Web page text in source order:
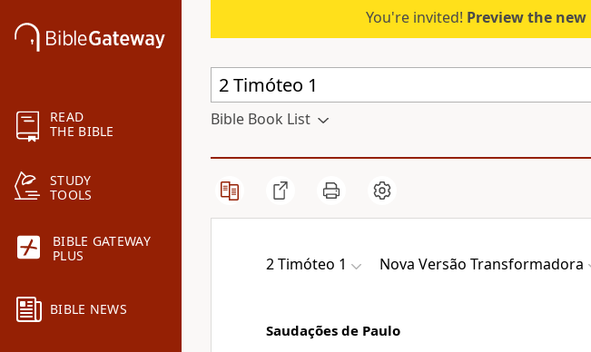
READ
THE BIBLE
STUDY
TOOLS
BIBLE GATEWAY
PLUS
BIBLE NEWS
You're invited! Preview the
Bible Book List
2 Timóteo 1 Nova Versão Transformadora
Saudações de Paulo